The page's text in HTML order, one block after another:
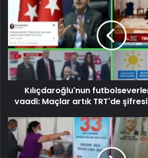
Kılıçdaroğlu'nun
vaadi: Maçlar artık TRT'de